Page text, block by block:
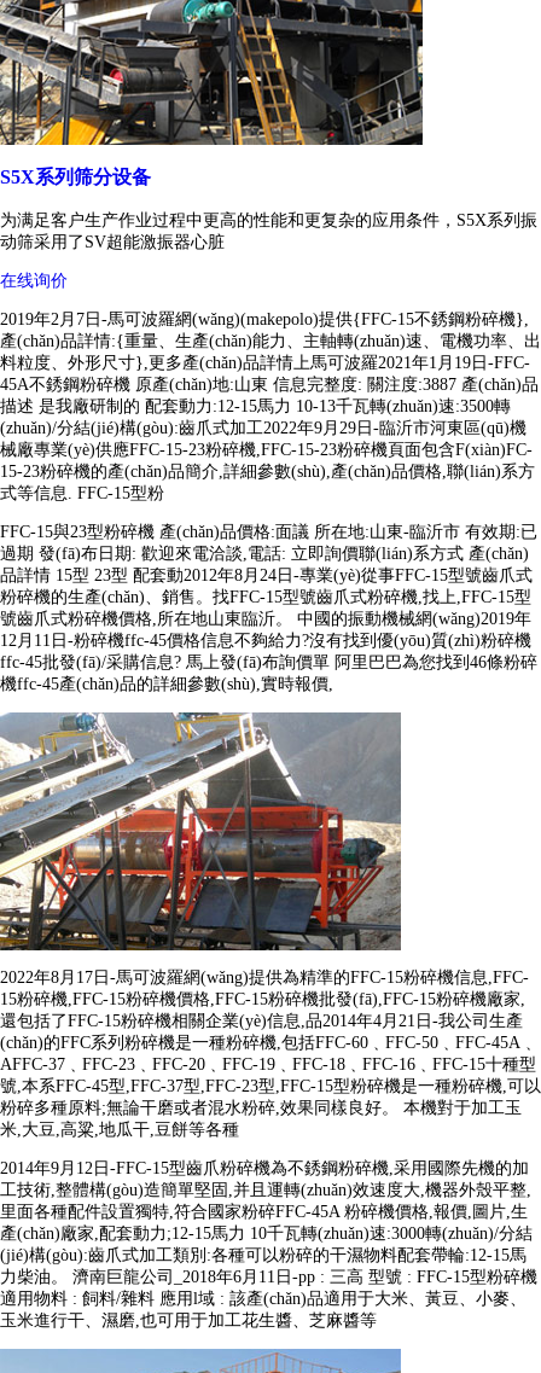
S5X系列筛分设备
为满足客户生产作业过程中更高的性能和更复杂的应用条件，S5X系列振
动筛采用了SV超能激振器心脏
在线询价
2019年2月7日-馬可波羅網(wǎng)(makepolo)提供{FFC-15不銹鋼粉碎機},
產(chǎn)品詳情:{重量、生產(chǎn)能力、主軸轉(zhuǎn)速、電機功率、出
料粒度、外形尺寸},更多產(chǎn)品詳情上馬可波羅2021年1月19日-FFC-
45A不銹鋼粉碎機 原產(chǎn)地:山東 信息完整度: 關注度:3887 產(chǎn)品
描述 是我廠研制的 配套動力:12-15馬力 10-13千瓦轉(zhuǎn)速:3500轉
(zhuǎn)/分結(jié)構(gòu):齒爪式加工2022年9月29日-臨沂市河東區(qū)機
械廠專業(yè)供應FFC-15-23粉碎機,FFC-15-23粉碎機頁面包含F(xiàn)FC-
15-23粉碎機的產(chǎn)品簡介,詳細參數(shù),產(chǎn)品價格,聯(lián)系方
式等信息. FFC-15型粉
FFC-15與23型粉碎機 產(chǎn)品價格:面議 所在地:山東-臨沂市 有效期:已
過期 發(fā)布日期: 歡迎來電洽談,電話: 立即詢價聯(lián)系方式 產(chǎn)
品詳情 15型 23型 配套動2012年8月24日-專業(yè)從事FFC-15型號齒爪式
粉碎機的生產(chǎn)、銷售。找FFC-15型號齒爪式粉碎機,找上,FFC-15型
號齒爪式粉碎機價格,所在地山東臨沂。 中國的振動機械網(wǎng)2019年
12月11日-粉碎機ffc-45價格信息不夠給力?沒有找到優(yōu)質(zhì)粉碎機
ffc-45批發(fā)/采購信息? 馬上發(fā)布詢價單 阿里巴巴為您找到46條粉碎
機ffc-45產(chǎn)品的詳細參數(shù),實時報價,
2022年8月17日-馬可波羅網(wǎng)提供為精準的FFC-15粉碎機信息,FFC-
15粉碎機,FFC-15粉碎機價格,FFC-15粉碎機批發(fā),FFC-15粉碎機廠家,
還包括了FFC-15粉碎機相關企業(yè)信息,品2014年4月21日-我公司生產
(chǎn)的FFC系列粉碎機是一種粉碎機,包括FFC-60﹑FFC-50﹑FFC-45A﹑
AFFC-37﹑FFC-23﹑FFC-20﹑FFC-19﹑FFC-18﹑FFC-16﹑FFC-15十種型
號,本系FFC-45型,FFC-37型,FFC-23型,FFC-15型粉碎機是一種粉碎機,可以
粉碎多種原料;無論干磨或者混水粉碎,效果同樣良好。 本機對于加工玉
米,大豆,高粱,地瓜干,豆餅等各種
2014年9月12日-FFC-15型齒爪粉碎機為不銹鋼粉碎機,采用國際先機的加
工技術,整體構(gòu)造簡單堅固,并且運轉(zhuǎn)效速度大,機器外殼平整,
里面各種配件設置獨特,符合國家粉碎FFC-45A 粉碎機價格,報價,圖片,生
產(chǎn)廠家,配套動力;12-15馬力 10千瓦轉(zhuǎn)速:3000轉(zhuǎn)/分結
(jié)構(gòu):齒爪式加工類別:各種可以粉碎的干濕物料配套帶輪:12-15馬
力柴油。 濟南巨龍公司_2018年6月11日-pp : 三高 型號 : FFC-15型粉碎機
適用物料 : 飼料/雜料 應用l域 : 該產(chǎn)品適用于大米、黃豆、小麥、
玉米進行干、濕磨,也可用于加工花生醬、芝麻醬等